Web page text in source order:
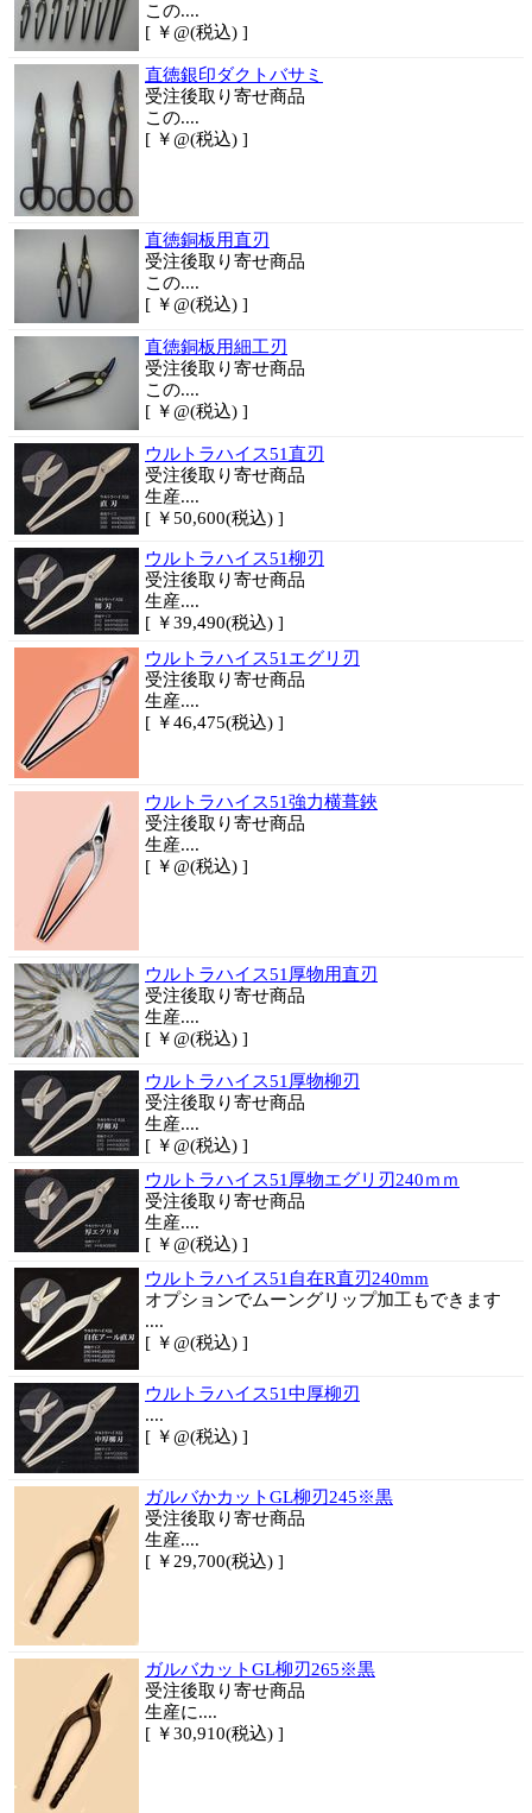
この....
[ ￥@(税込) ]
直徳銀印ダクトバサミ
受注後取り寄せ商品
この....
[ ￥@(税込) ]
直徳銅板用直刃
受注後取り寄せ商品
この....
[ ￥@(税込) ]
直徳銅板用細工刃
受注後取り寄せ商品
この....
[ ￥@(税込) ]
ウルトラハイス51直刃
受注後取り寄せ商品
生産....
[ ￥50,600(税込) ]
ウルトラハイス51柳刃
受注後取り寄せ商品
生産....
[ ￥39,490(税込) ]
ウルトラハイス51エグリ刃
受注後取り寄せ商品
生産....
[ ￥46,475(税込) ]
ウルトラハイス51強力横葺鋏
受注後取り寄せ商品
生産....
[ ￥@(税込) ]
ウルトラハイス51厚物用直刃
受注後取り寄せ商品
生産....
[ ￥@(税込) ]
ウルトラハイス51厚物柳刃
受注後取り寄せ商品
生産....
[ ￥@(税込) ]
ウルトラハイス51厚物エグリ刃240ｍｍ
受注後取り寄せ商品
生産....
[ ￥@(税込) ]
ウルトラハイス51自在R直刃240mm
オプションでムーングリップ加工もできます
....
[ ￥@(税込) ]
ウルトラハイス51中厚柳刃
....
[ ￥@(税込) ]
ガルバかカットGL柳刃245※黒
受注後取り寄せ商品
生産....
[ ￥29,700(税込) ]
ガルバカットGL柳刃265※黒
受注後取り寄せ商品
生産に....
[ ￥30,910(税込) ]